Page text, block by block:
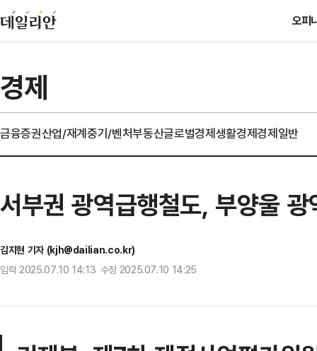
오피
경제
금융증권산업/재계중기/벤처부동산글로벌경제생활경제경제일반
서부권 광역급행철도, 부양울
김지현 기자 (kjh@dailian.co.kr)
입력 2025.07.10 14:13 수정 2025.07.10 14:25